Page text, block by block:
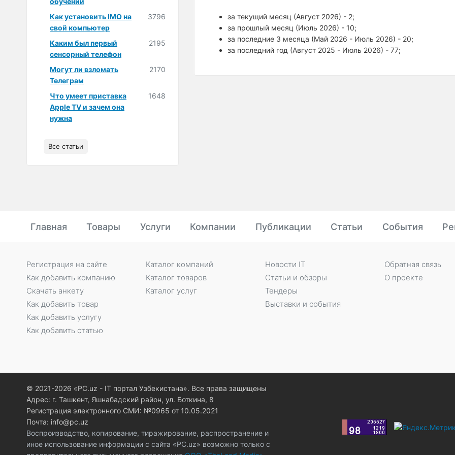
за текущий месяц (Август 2026) - 2;
за прошлый месяц (Июль 2026) - 10;
за последние 3 месяца (Май 2026 - Июль 2026) - 20;
за последний год (Август 2025 - Июль 2026) - 77;
Как установить IMO на
свой компьютер
3796
Каким был первый
сенсорный телефон
2195
Могут ли взломать
Телеграм
2170
Что умеет приставка
Apple TV и зачем она
нужна
1648
Все статьи
Главная Товары Услуги Компании Публикации Статьи События
Регистрация на сайте
Как добавить компанию
Скачать анкету
Как добавить товар
Как добавить услугу
Как добавить статью
Каталог компаний
Каталог товаров
Каталог услуг
Новости IT
Статьи и обзоры
Тендеры
Выставки и события
Обратная связь
О проекте
© 2021-2026 «PC.uz - IT портал Узбекистана». Все права защищены
Адрес: г. Ташкент, Яшнабадский район, ул. Боткина, 8
Регистрация электронного СМИ: №0965 от 10.05.2021
Почта: info@pc.uz
Воспроизводство, копирование, тиражирование, распространение и
иное использование информации с сайта «PC.uz» возможно только с